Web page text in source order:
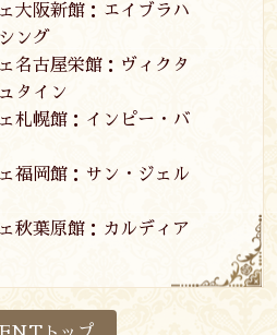
大阪新館：エイブラハ
ング
名古屋栄館：ヴィクタ
タイン
札幌館：インピー・バ
福岡館：サン・ジェル
秋葉原館：カルディア